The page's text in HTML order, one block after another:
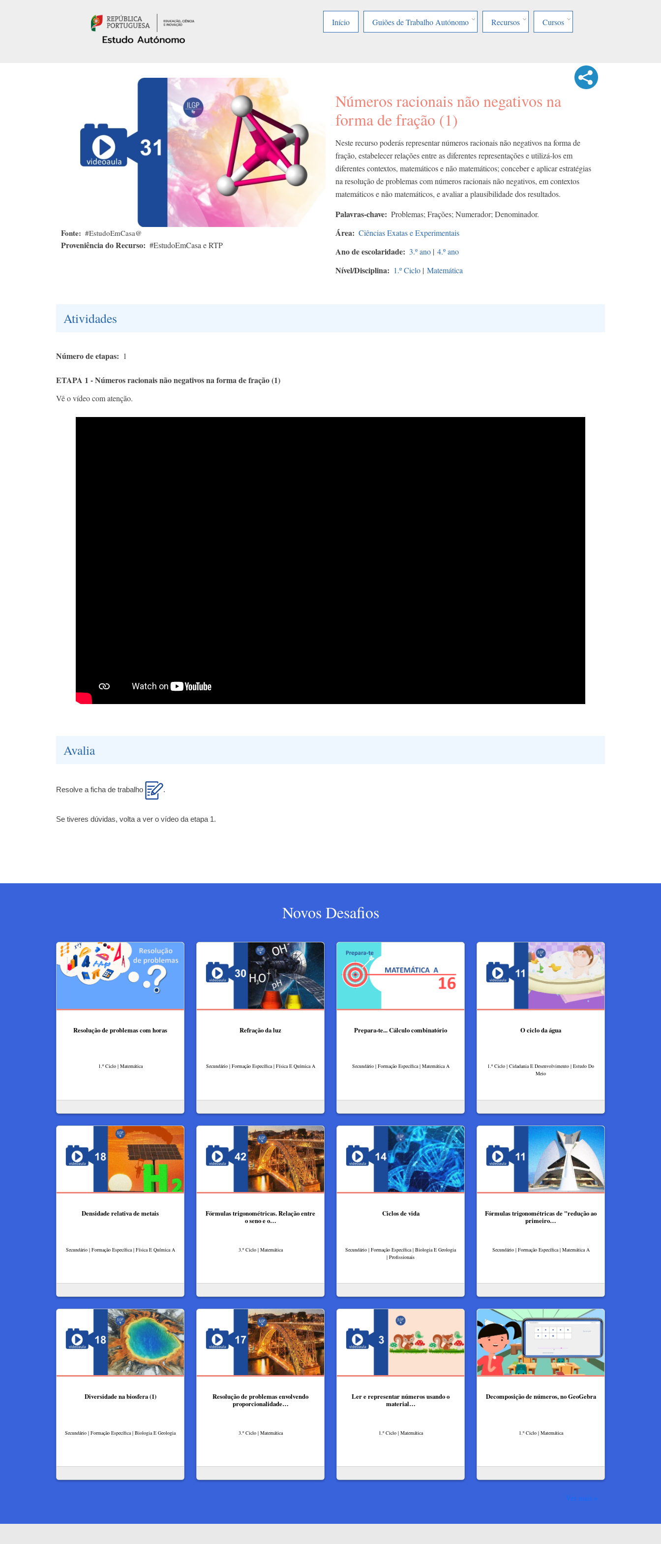
Início
Guiões de Trabalho Autónomo Recursos Cursos
Fonte #EstudoEmCasa@
Proveniência do Recurso #EstudoEmCasa e RTP
Números racionais não negativos na
forma de fração (1)
Neste recurso poderás representar números racionais não negativos na forma de
fração, estabelecer relações entre as diferentes representações e utilizá-los em
diferentes contextos, matemáticos e não matemáticos; conceber e aplicar estratégias
na resolução de problemas com números racionais não negativos, em contextos
matemáticos e não matemáticos, e avaliar a plausibilidade dos resultados.
Palavras-chave Problemas; Frações; Numerador; Denominador.
Área Ciências Exatas e Experimentais
Ano de escolaridade 3.º ano | 4.º ano
Nível/Disciplina 1.º Ciclo | Matemática
Atividades
Número de etapas 1
ETAPA 1 - Números racionais não negativos na forma de fração (1)
Vê o vídeo com atenção.
Avalia
Resolve a ficha de trabalho .
Se tiveres dúvidas, volta a ver o vídeo da etapa 1.
Novos Desafios
Resolução de problemas com horas
1.º Ciclo | Matemática
Refração da luz
Secundário | Formação Específica | Física E Química A
Prepara-te... Cálculo combinatório
Secundário | Formação Específica | Matemática A
O ciclo da água
1.º Ciclo | Cidadania E Desenvolvimento | Estudo Do
Meio
Densidade relativa de metais
Secundário | Formação Específica | Física E Química A
Fórmulas trigonométricas. Relação entre
o seno e o…
3.º Ciclo | Matemática
Ciclos de vida
Secundário | Formação Específica | Biologia E Geologia
| Profissionais
Fórmulas trigonométricas de "redução ao
primeiro…
Secundário | Formação Específica | Matemática A
Diversidade na biosfera (1)
Secundário | Formação Específica | Biologia E Geologia
Resolução de problemas envolvendo
proporcionalidade…
3.º Ciclo | Matemática
Ler e representar números usando o
material…
1.º Ciclo | Matemática
Decomposição de números, no GeoGebra
1.º Ciclo | Matemática
Ver mais